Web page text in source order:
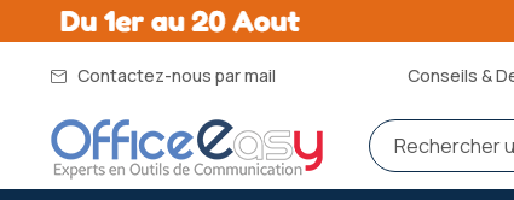
Contactez-nous par mail Conseils &